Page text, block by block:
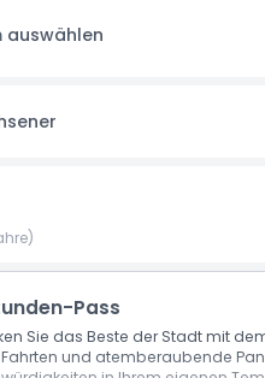
Architektur oder
komfortable und
Kinder und Erwachsene
auswählen
Pass
Sie das Beste der Stadt mit
und atemberaubende